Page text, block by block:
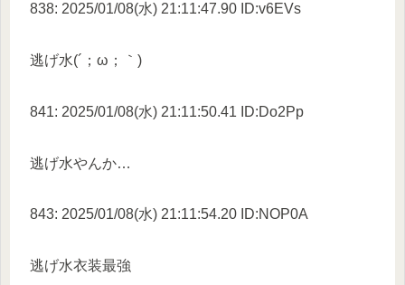
838: 2025/01/08(水) 21:11:47.90 ID:v6EVs
逃げ水(´；ω；｀)
841: 2025/01/08(水) 21:11:50.41 ID:Do2Pp
逃げ水やんか…
843: 2025/01/08(水) 21:11:54.20 ID:NOP0A
逃げ水衣装最強